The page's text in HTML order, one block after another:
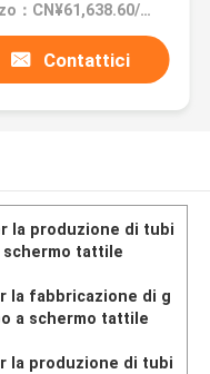
Prezzo：CN¥61,638.60/sets 1-2 sets
Contattici
la produzione di tubi
schermo tattile
la fabbricazione di g
a schermo tattile
la produzione di tubi